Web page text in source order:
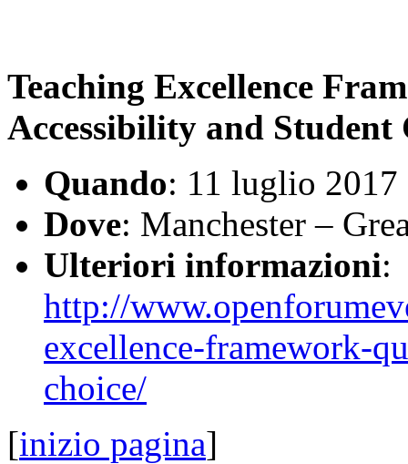
Teaching Excellence
Accessibility and Student
Quando: 11 luglio 2017
Dove: Manchester –
Ulteriori informazioni:
http://
excellence-framework-
choice/
[inizio pagina]